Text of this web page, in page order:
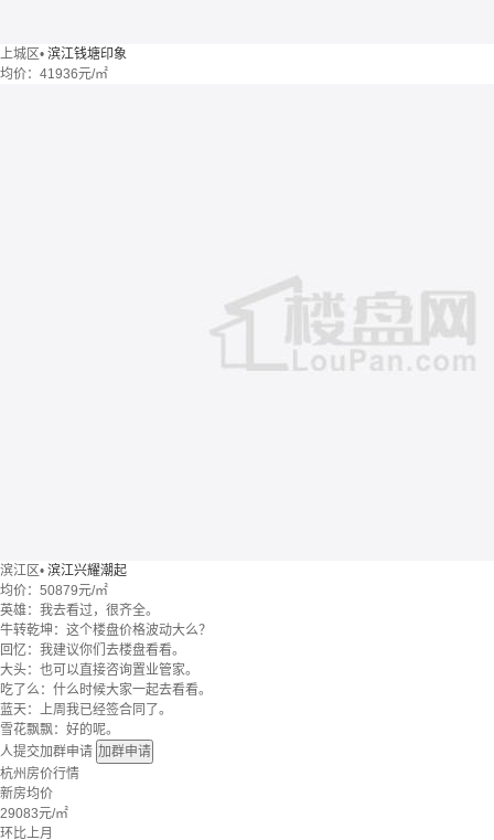
上城区• 滨江钱塘印象
均价： 41936元/㎡
滨江区• 滨江兴耀潮起
均价： 50879元/㎡
英雄：我去看过，很齐全。
牛转乾坤：这个楼盘价格波动大么？
回忆：我建议你们去楼盘看看。
大头：也可以直接咨询置业管家。
吃了么：什么时候大家一起去看看。
蓝天：上周我已经签合同了。
雪花飘飘：好的呢。
人提交加群申请 加群申请
杭州房价行情
新房均价
29083元/㎡
环比上月